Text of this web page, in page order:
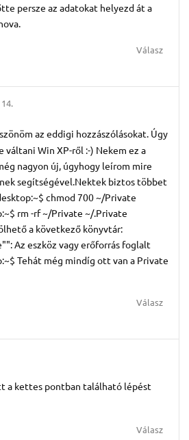
persze az adatokat helyezd át a
Válasz
az eddigi hozzászólásokat. Úgy
Win XP-ről :-) Nekem ez a
nagyon új, úgyhogy leírom mire
segítségével.Nektek biztos többet
chmod 700 ~/Private
rm -rf ~/Private ~/.Private
a következő könyvtár:
Az eszköz vagy erőforrás foglalt
Tehát még mindíg ott van a Private
Válasz
a kettes pontban található lépést
Válasz